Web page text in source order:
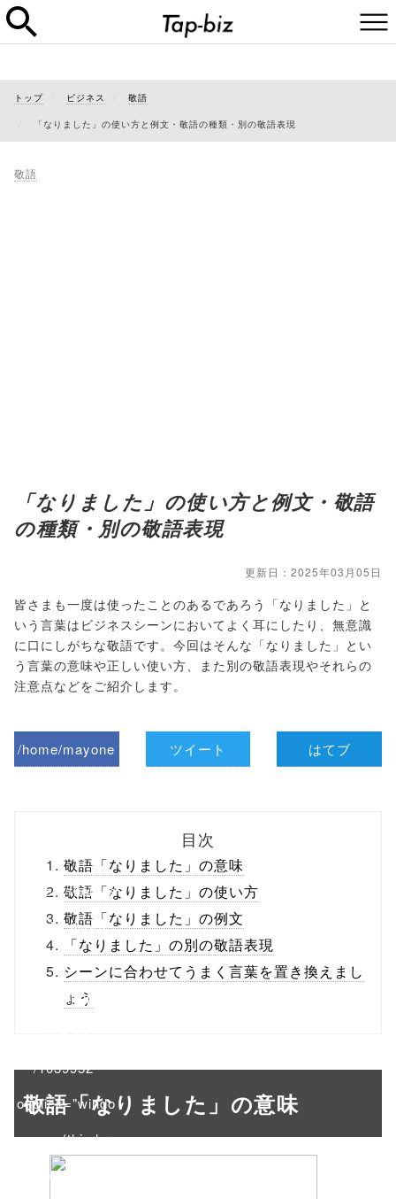
トップ ビジネス 敬語
「なりました」の使い方と例文・敬語の種類・別の敬語表現
敬語
「なりました」の使い方と例文・敬語
の種類・別の敬語表現
更新日：2025年03月05日
皆さまも一度は使ったことのあるであろう「なりました」と
いう言葉はビジネスシーンにおいてよく耳にしたり、無意識
に口にしがちな敬語です。今回はそんな「なりました」とい
う言葉の意味や正しい使い方、また別の敬語表現やそれらの
注意点などをご紹介します。
/home/mayone
ml/wp-
content/themes
/tapbiz_theme/
parts/sns-
buttons.php on
/1039952"
onclick="windo
w.open(this.hre
f, 'Gwindow',
ツイート はてブ
目次
敬語「なりました」の意味
敬語「なりました」の使い方
敬語「なりました」の例文
「なりました」の別の敬語表現
シーンに合わせてうまく言葉を置き換えまし
ょう
敬語「なりました」の意味